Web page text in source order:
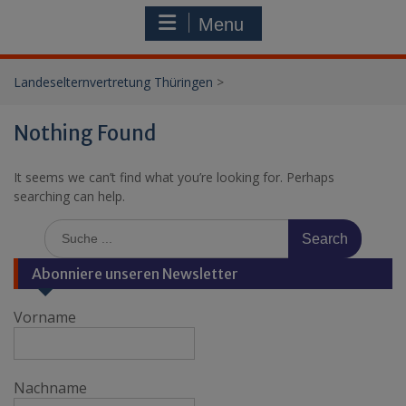
Menu
Landeselternvertretung Thüringen >
Nothing Found
It seems we can’t find what you’re looking for. Perhaps
searching can help.
Search
for:
Abonniere unseren Newsletter
Vorname
Nachname